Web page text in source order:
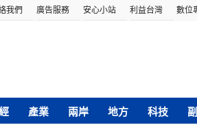
我們 廣告服務 安心小站 利益台灣 數位
產業 兩岸 地方 科技